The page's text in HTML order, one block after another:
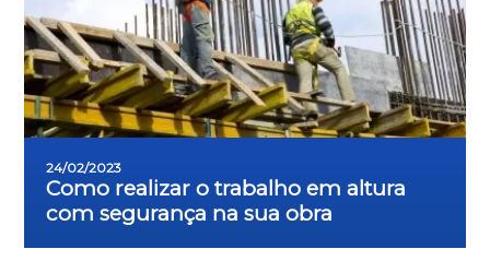
24/02/2023
Como realizar o trabalho em altura
com segurança na sua obra